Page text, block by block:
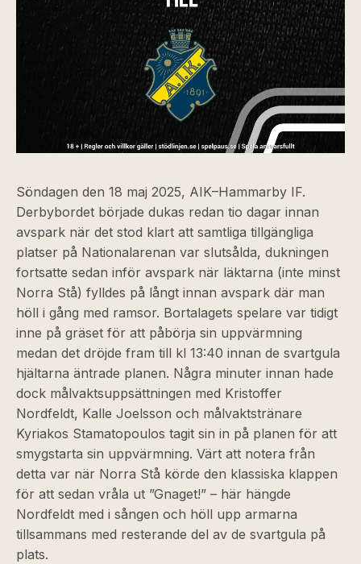
Söndagen den 18 maj 2025, AIK–Hammarby IF.
Derbybordet började dukas redan tio dagar innan
avspark när det stod klart att samtliga tillgängliga
platser på Nationalarenan var slutsålda, dukningen
fortsatte sedan inför avspark när läktarna (inte minst
Norra Stå) fylldes på långt innan avspark där man
höll i gång med ramsor. Bortalagets spelare var tidigt
inne på gräset för att påbörja sin uppvärmning
medan det dröjde fram till kl 13:40 innan de svartgula
hjältarna äntrade planen. Några minuter innan hade
dock målvaktsuppsättningen med Kristoffer
Nordfeldt, Kalle Joelsson och målvaktstränare
Kyriakos Stamatopoulos tagit sin in på planen för att
smygstarta sin uppvärmning. Värt att notera från
detta var när Norra Stå körde den klassiska klappen
för att sedan vråla ut ”Gnaget!” – här hängde
Nordfeldt med i sången och höll upp armarna
tillsammans med resterande del av de svartgula på
plats.